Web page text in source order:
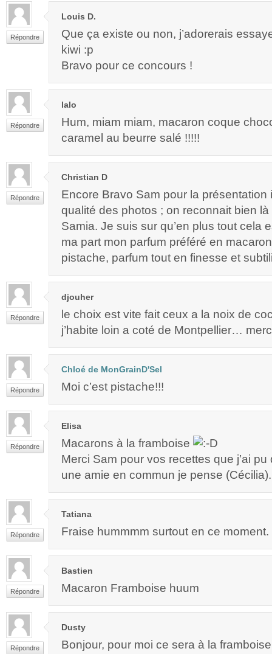
Répondre
Louis D.
Que ça existe ou non, j’adorerais
kiwi :p
Bravo pour ce concours !
Répondre
lalo
Hum, miam miam, macaron coque
caramel au beurre salé !!!!!
Répondre
Christian D
Encore Bravo Sam pour la présentation
qualité des photos ; on reconnait bien
Samia. Je suis sur qu’en plus tout cela
ma part mon parfum préféré en
pistache, parfum tout en finesse et
Répondre
djouher
le choix est vite fait ceux a la noix de
j’habite loin a coté de Montpellier…
Répondre
Chloé de MonGrainD'Sel
Moi c’est pistache!!!
Répondre
Elisa
Macarons à la framboise
Merci Sam pour vos recettes que j’ai
une amie en commun je pense (Cécilia).
Répondre
Tatiana
Fraise hummmm surtout en ce moment.
Répondre
Bastien
Macaron Framboise huum
Répondre
Dusty
Bonjour, pour moi ce sera à la